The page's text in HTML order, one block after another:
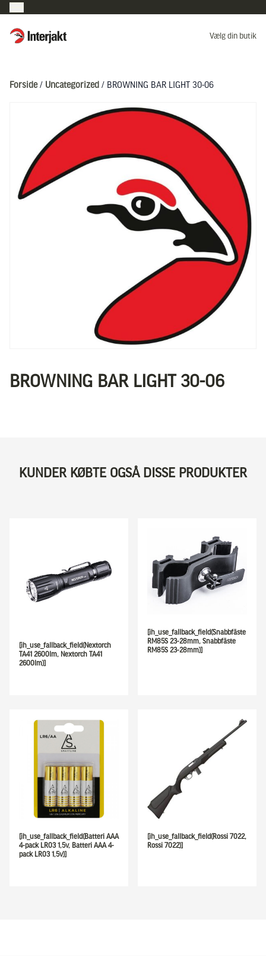
Interjakt DK Vælg din butik
Forside/ Uncategorized / BROWNING BAR LIGHT 30-06
BROWNING BAR LIGHT 30-06
KUNDER KØBTE OGSÅ DISSE PRODUKTER
[ih_use_fallback_field(Nextorch
TA41 2600lm, Nextorch TA41
2600lm)]
[ih_use_fallback_field(Snabbfäste
RM85S 23-28mm, Snabbfäste
RM85S 23-28mm)]
[ih_use_fallback_field(Batteri AAA
4-pack LR03 1,5v, Batteri AAA 4-
pack LR03 1,5v)]
[ih_use_fallback_field(Rossi 7022,
Rossi 7022)]